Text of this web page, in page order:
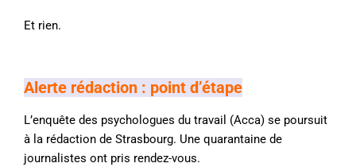
Et rien.
Alerte rédaction : point d’étape
L’enquête des psychologues du travail (Acca) se poursuit
à la rédaction de Strasbourg. Une quarantaine de
journalistes ont pris rendez-vous.